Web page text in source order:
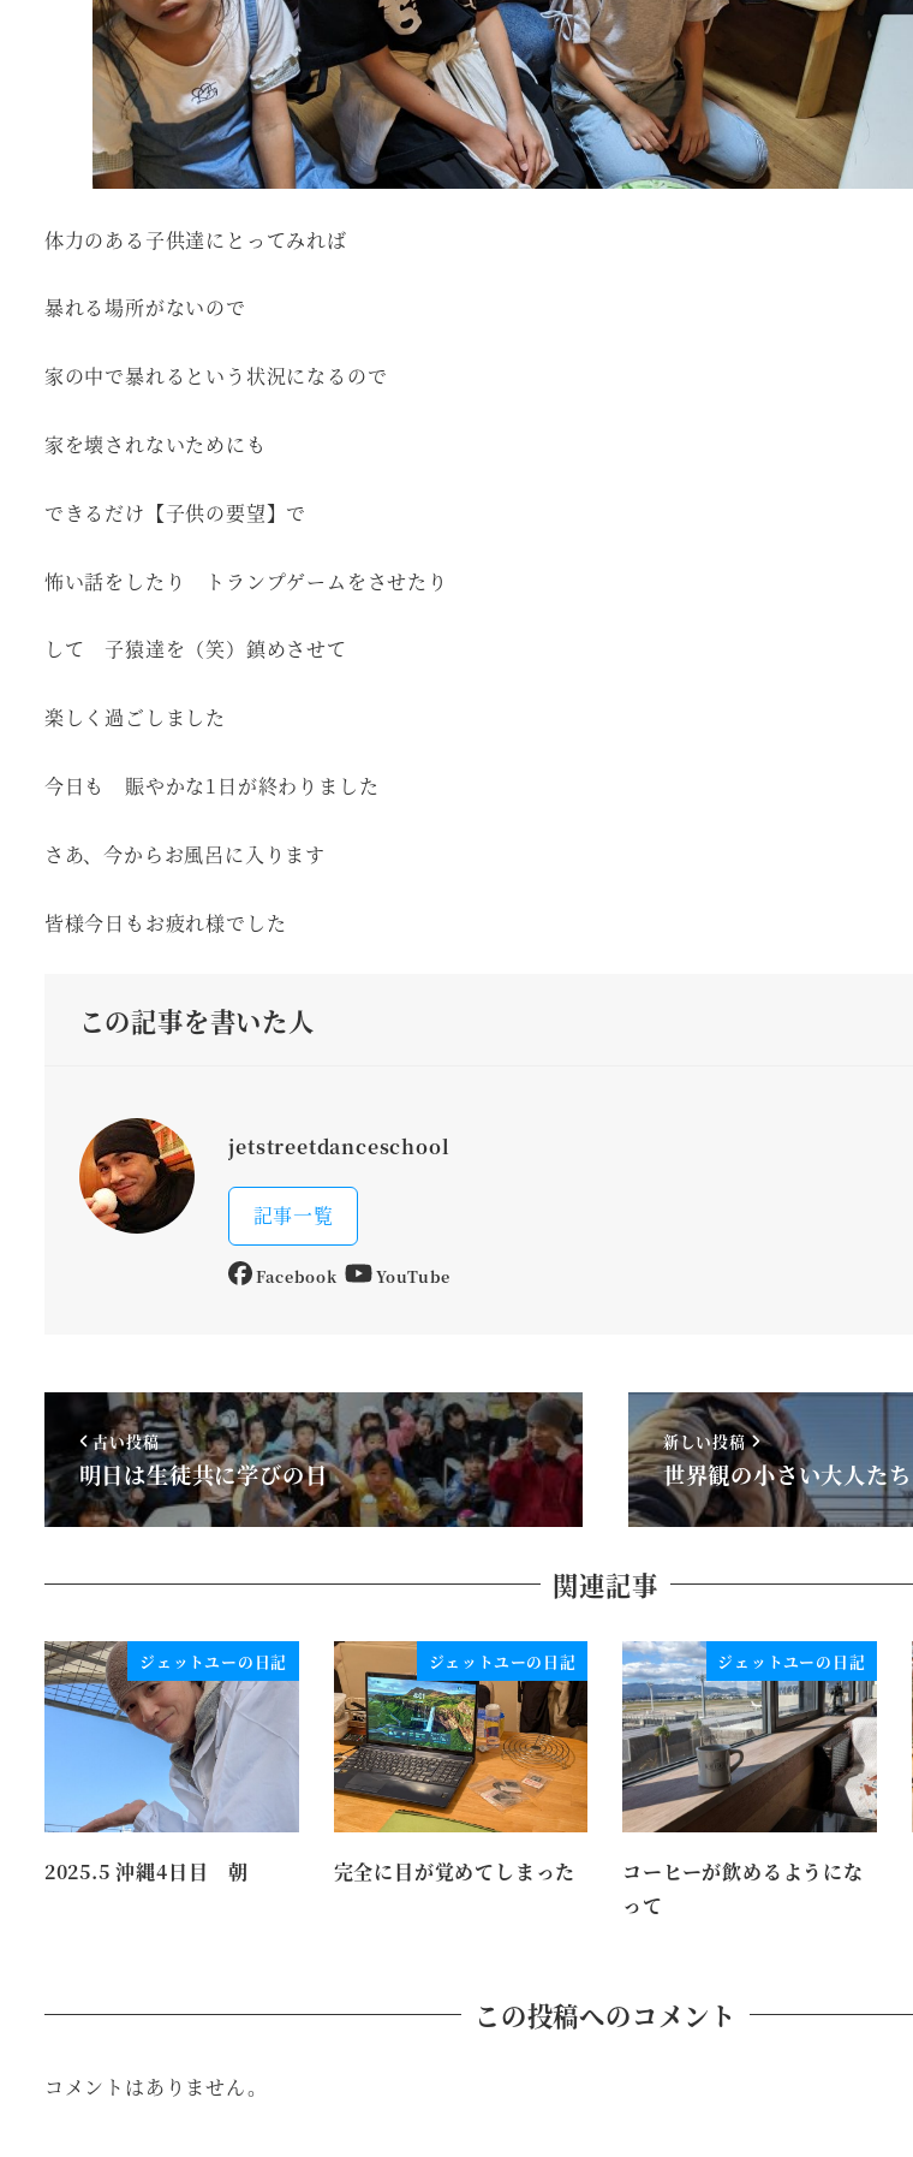
体力のある子供達にとってみれば
暴れる場所がないので
家の中で暴れるという状況になるので
家を壊されないためにも
できるだけ【子供の要望】で
怖い話をしたり トランプゲームをさせたり
して 子猿達を（笑）鎮めさせて
楽しく過ごしました
今日も 賑やかな1日が終わりました
さあ、今からお風呂に入ります
皆様今日もお疲れ様でした
この記事を書いた人
jetstreetdanceschool
記事一覧
Facebook YouTube
古い投稿
明日は生徒共に学びの日
新しい投稿
世界観の小さい大人たち
関連記事
ジェットユーの日記
2025.5 沖縄4日目 朝
ジェットユーの日記
完全に目が覚めてしまった
ジェットユーの日記
コーヒーが飲めるようにな
って
この投稿へのコメント
コメントはありません。